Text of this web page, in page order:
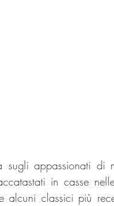
sugli appassionati di
in casse
alcuni classici più